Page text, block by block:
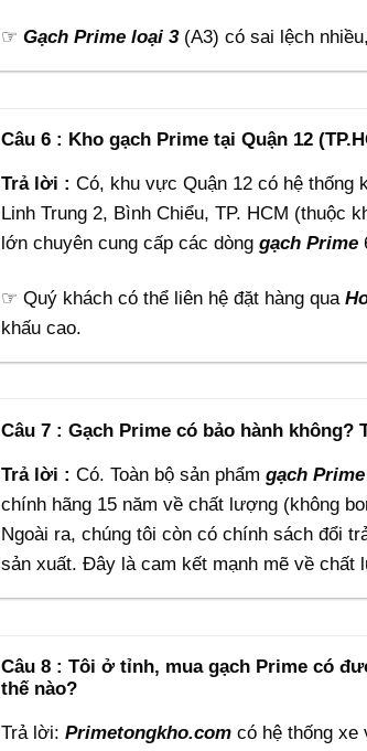
☞ Gạch Prime loại 3 (A3) có sai lệch
Câu 6 : Kho gạch Prime tại Quận 12
Trả lời : Có, khu vực Quận 12 có hệ thống
Linh Trung 2, Bình Chiểu, TP. HCM (thuộc
lớn chuyên cung cấp các dòng gạch Prime
☞ Quý khách có thể liên hệ đặt hàng qua
khấu cao.
Câu 7 : Gạch Prime có bảo hành không?
Trả lời : Có. Toàn bộ sản phẩm gạch Prime
chính hãng 15 năm về chất lượng (không
Ngoài ra, chúng tôi còn có chính sách đổi
sản xuất. Đây là cam kết mạnh mẽ về chất
Câu 8 : Tôi ở tỉnh, mua gạch Prime có
thế nào?
Trả lời: Primetongkho.comcó hệ thống xe